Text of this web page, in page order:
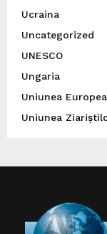
Ucraina
Uncategorized
UNESCO
Ungaria
Uniunea
Uniunea